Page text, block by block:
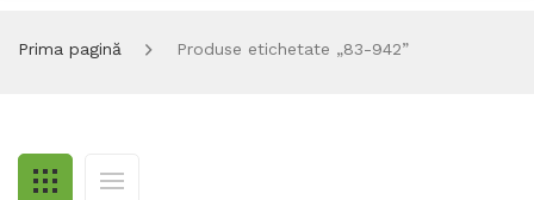
Prima pagină Produse etichetate „83-942”